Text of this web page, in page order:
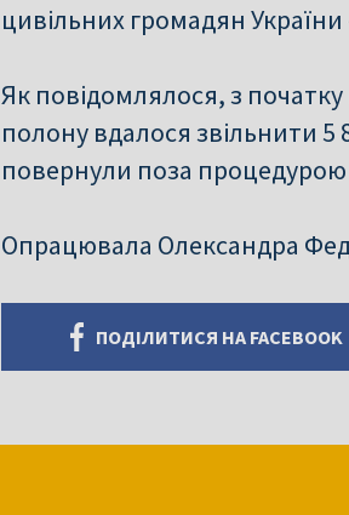
цивільних громадян
Як повідомлялося, з
полону вдалося звільнити 5
повернули поза процедурою
Опрацювала Олександра
ПОДІЛИТИСЯ НА FACEBOOK